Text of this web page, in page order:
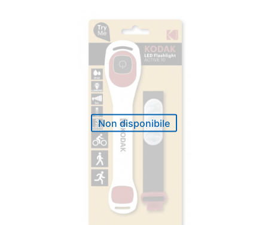
Non disponibile